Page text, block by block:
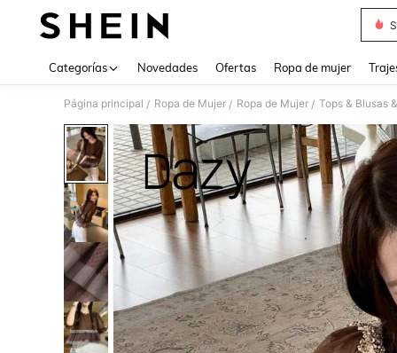
Categorías Novedades Ofertas Ropa de mujer
Página principal / Ropa de Mujer / Ropa de Mujer / Tops & Blusas